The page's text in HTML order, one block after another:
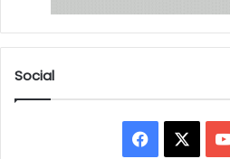
Social
Facebook